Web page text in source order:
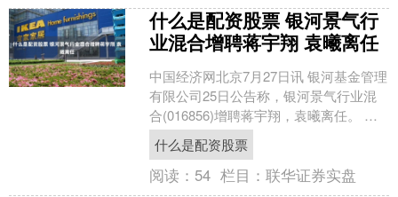
什么是配资股票 银河景气行
业混合增聘蒋宇翔 袁曦离任
中国经济网北京7月27日讯 银河基金管理
有限公司25日公告称，银河景气行业混
合(016856)增聘蒋宇翔，袁曦离任。 蒋
宇翔，CFA，博士。曾任英国利兹大学商
学....
什么是配资股票
阅读： 54 栏目：联华证券实盘